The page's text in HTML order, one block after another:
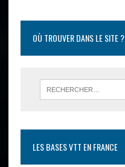
OÙ TROUVER DANS LE SITE ?
LES BASES VTT EN FRANCE